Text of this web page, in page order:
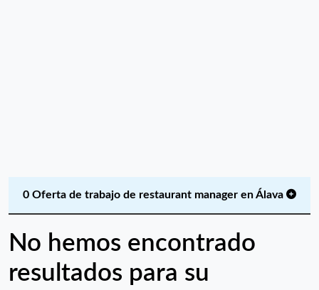
0 Oferta de trabajo de restaurant manager en Álava
No hemos encontrado
resultados para su